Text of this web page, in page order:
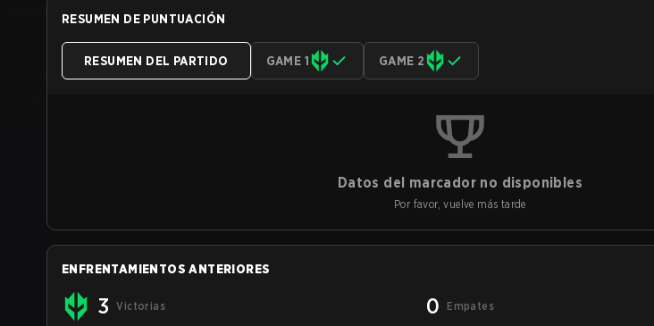
RESUMEN DE PUNTUACIÓN
RESUMEN DEL PARTIDO GAME 1 GAME 2
Datos del marcador no disponibles
Por favor, vuelve más tarde
ENFRENTAMIENTOS ANTERIORES
3 Victorias 0 Empates